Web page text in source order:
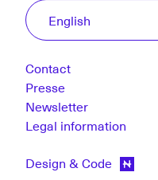
Contact
Presse
Newsletter
Legal information
Design & Code